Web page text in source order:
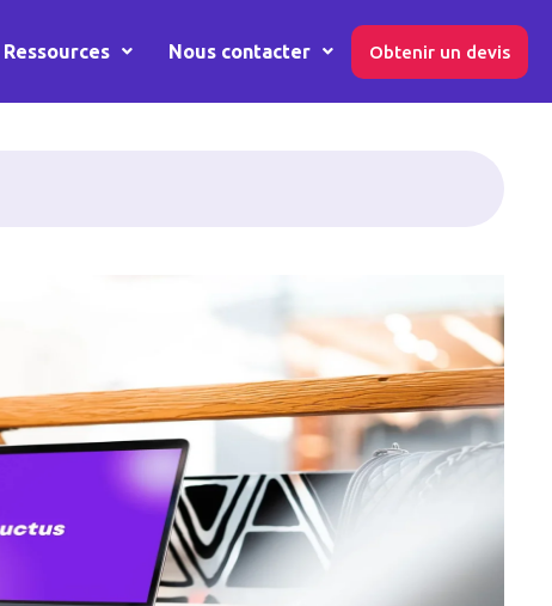
Ressources Nous contacter Obtenir un devis